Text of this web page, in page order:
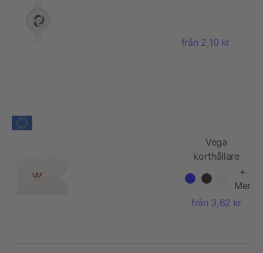
från 2,10 kr
Vega
korthållare
återvunnen
plast
+
Mer
från 3,62 kr